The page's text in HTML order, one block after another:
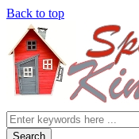
Back to top
Search
for